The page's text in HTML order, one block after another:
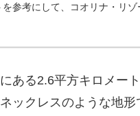
参考にして、コオリナ・リゾ
ある2.6平方キロメー
ックレスのような地